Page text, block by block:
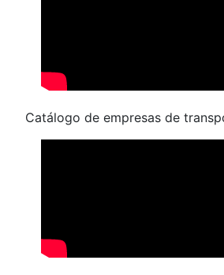
Catálogo de empresas de